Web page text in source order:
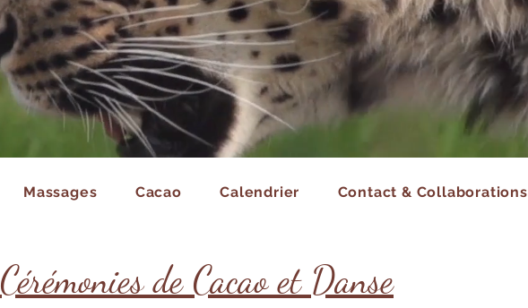
Massages Cacao Calendrier Contact & Collaborations
Cérémonies de Cacao et Danse